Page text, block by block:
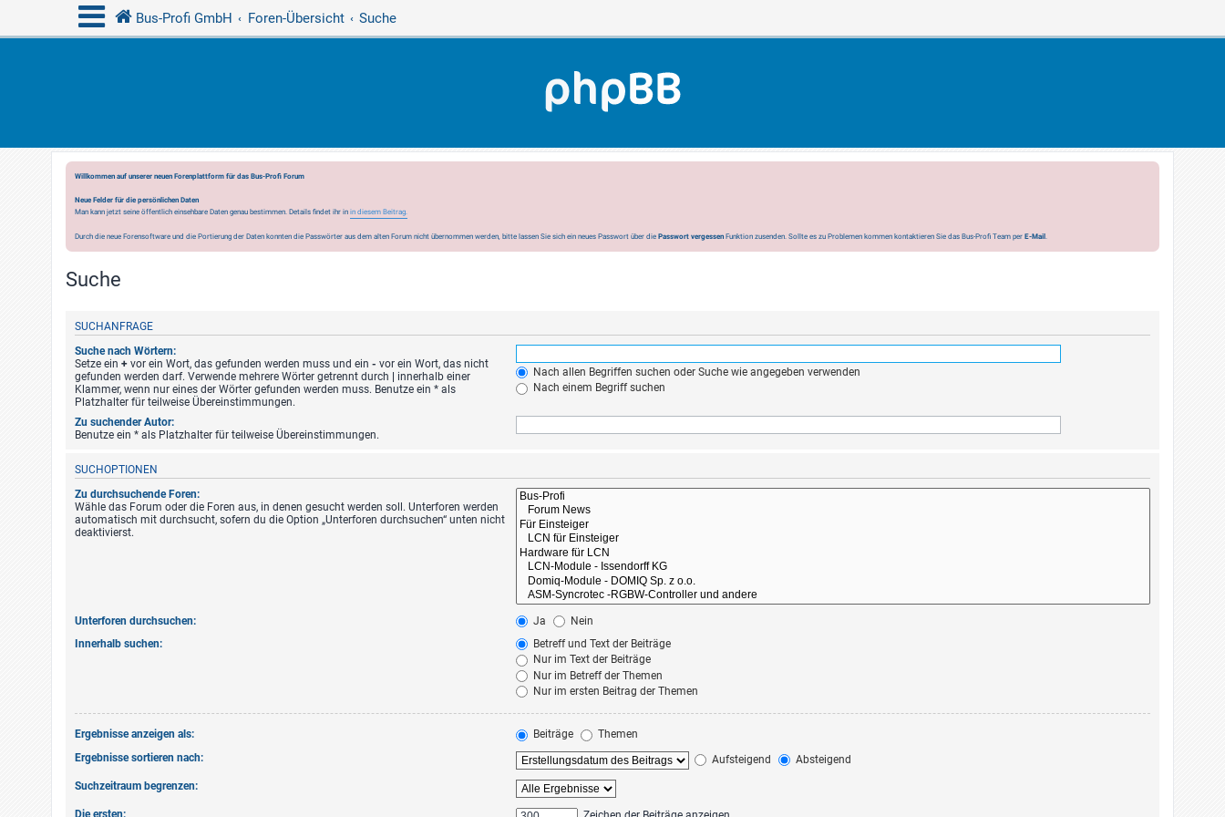
Bus-Profi GmbH Foren-Übersicht Suche
Willkommen auf unserer neuen Forenplattform für das Bus-Profi Forum
Neue Felder für die persönlichen Daten
Man kann jetzt seine öffentlich einsehbare Daten genau bestimmen. Details findet ihr in in diesem Beitrag.
Durch die neue Forensoftware und die Portierung der Daten konnten die Passwörter aus dem alten Forum nicht übernommen werden, bitte lassen Sie sich ein neues Passwort über die Passwort vergessen Funktion zusenden. Sollte es zu Problemen kommen kontaktieren Sie das Bus-Profi Team per E-Mail.
Suche
SUCHANFRAGE
Suche nach Wörtern:
Setze ein + vor ein Wort, das gefunden werden muss und ein - vor ein Wort, das nicht
gefunden werden darf. Verwende mehrere Wörter getrennt durch
innerhalb einer
Klammer, wenn nur eines der Wörter gefunden werden muss. Benutze ein * als
Platzhalter für teilweise Übereinstimmungen.
Nach allen Begriffen suchen oder Suche wie angegeben verwenden
Nach einem Begriff suchen
Zu suchender Autor:
Benutze ein * als Platzhalter für teilweise Übereinstimmungen.
SUCHOPTIONEN
Zu durchsuchende Foren:
Wähle das Forum oder die Foren aus, in denen gesucht werden soll. Unterforen werden
automatisch mit durchsucht, sofern du die Option „Unterforen durchsuchen“ unten nicht
deaktivierst.
Unterforen durchsuchen: Ja
Nein
Innerhalb suchen:
Betreff und Text der Beiträge
Nur im Text der Beiträge
Nur im Betreff der Themen
Nur im ersten Beitrag der Themen
Ergebnisse anzeigen als: Beiträge
Themen
Ergebnisse sortieren nach:
Aufsteigend Absteigend
Suchzeitraum begrenzen:
Die ersten: